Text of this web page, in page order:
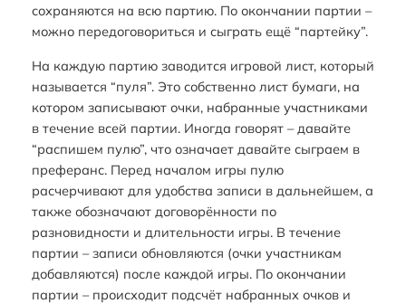
сохраняются на всю партию. По окончании партии –
можно передоговориться и сыграть ещё “партейку”.
На каждую партию заводится игровой лист, который
называется “пуля”. Это собственно лист бумаги, на
котором записывают очки, набранные участниками
в течение всей партии. Иногда говорят – давайте
“распишем пулю”, что означает давайте сыграем в
преферанс. Перед началом игры пулю
расчерчивают для удобства записи в дальнейшем, а
также обозначают договорённости по
разновидности и длительности игры. В течение
партии – записи обновляются (очки участникам
добавляются) после каждой игры. По окончании
партии – происходит подсчёт набранных очков и